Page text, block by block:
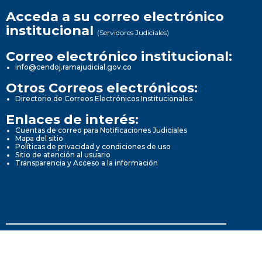
Acceda a su correo electrónico
institucional (Servidores Judiciales)
Correo electrónico institucional:
info@cendoj.ramajudicial.gov.co
Otros Correos electrónicos:
Directorio de Correos Electrónicos Institucionales
Enlaces de interés:
Cuentas de correo para Notificaciones Judiciales
Mapa del sitio
Políticas de privacidad y condiciones de uso
Sitio de atención al usuario
Transparencia y Acceso a la información